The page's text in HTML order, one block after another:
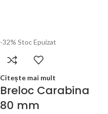
-32% Stoc Epuizat
Citește mai mult
Breloc Carabina
80 mm